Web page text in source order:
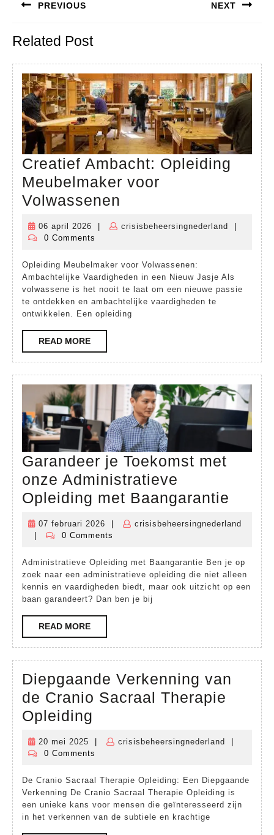
navigatie
PREVIOUS
post:
NEXT
Related Post
Creatief Ambacht: Opleiding
Meubelmaker voor
Volwassenen
Opleiding
voor
Volwassenen
06 april 2026
06
april
crisisbeheersingnederland
0 Comments
Opleiding Meubelmaker voor Volwassenen:
Ambachtelijke Vaardigheden in een Nieuw Jasje Als
volwassene is het nooit te laat om een nieuwe passie
te ontdekken en ambachtelijke vaardigheden te
ontwikkelen. Een opleiding
READ MOREREAD
MORE
Garandeer je Toekomst met
onze Administratieve
Opleiding met Baangarantie
onze
07 februari 2026
07
februari
crisisbeheersingnederland
crisisbeheersingnederland
0 Comments
Administratieve Opleiding met Baangarantie Ben je op
zoek naar een administratieve opleiding die niet alleen
kennis en vaardigheden biedt, maar ook uitzicht op een
baan garandeert? Dan ben je bij
READ MOREREAD
MORE
Diepgaande Verkenning van
de Cranio Sacraal Therapie
Opleiding
Verkenning
van
Cranio
Sacraal
Therapie
20 mei 2025
20
mei
crisisbeheersingnederland
0 Comments
De Cranio Sacraal Therapie Opleiding: Een Diepgaande
Verkenning De Cranio Sacraal Therapie Opleiding is
een unieke kans voor mensen die geïnteresseerd zijn
in het verkennen van de subtiele en krachtige